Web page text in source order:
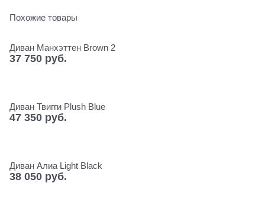
Похожие товары
Диван Манхэттен Brown 2
37 750 руб.
Диван Твигги Plush Blue
47 350 руб.
Диван Алиа Light Black
38 050 руб.